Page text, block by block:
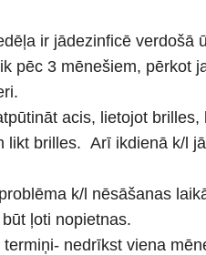
ir jādezinficē verdošā
pēc 3 mēnešiem, pērkot
acis, lietojot
likt brilles. Arī ikdienā k/l
k/l nēsāšanas
ļoti nopietnas.
nedrīkst viena